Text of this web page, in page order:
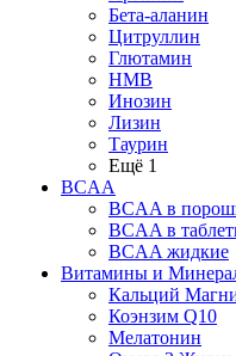
Бета-аланин
Цитруллин
Глютамин
HMB
Инозин
Лизин
Таурин
Ещё 1
BCAA
BCAA в
BCAA в
BCAA жидкие
Витамины и
Кальций
Коэнзим Q10
Мелатонин